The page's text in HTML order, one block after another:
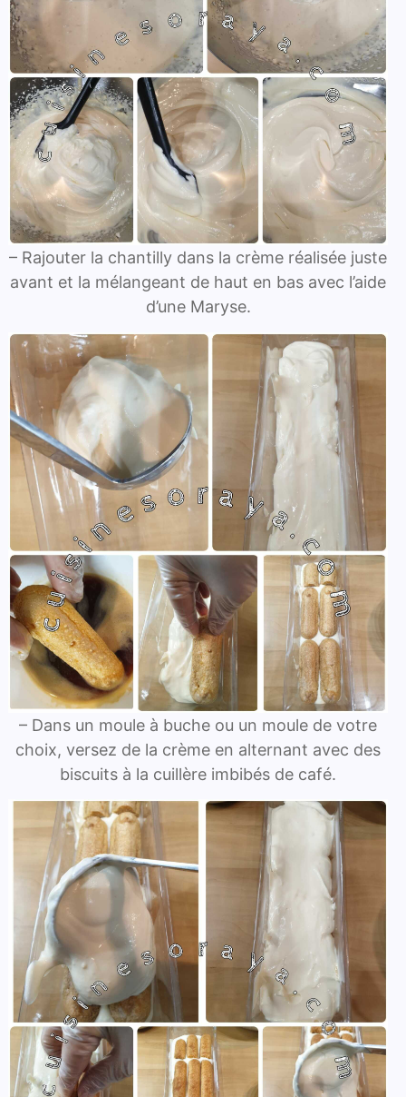
– Rajouter la chantilly dans la crème réalisée juste
avant et la mélangeant de haut en bas avec l’aide
d’une Maryse.
– Dans un moule à buche ou un moule de votre
choix, versez de la crème en alternant avec des
biscuits à la cuillère imbibés de café.